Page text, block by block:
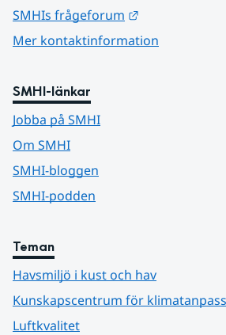
SMHIs frågeforum
Mer kontaktinformation
SMHI-länkar
Jobba på SMHI
Om SMHI
SMHI-bloggen
SMHI-podden
Teman
Havsmiljö i kust och hav
Kunskapscentrum för
Luftkvalitet